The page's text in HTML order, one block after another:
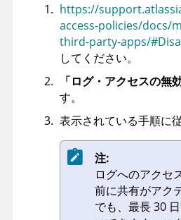
https://
access-policies/docs/
third-party-apps/
してください。
「ログ・アクセスの無
す。
表示されている手順に従
注:
ログへのアクセ
前に共有がアク
でも、最長 30